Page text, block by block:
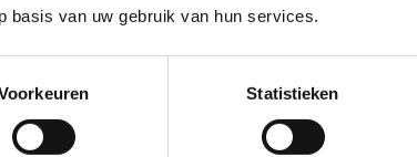
basis van uw gebruik van hun services.
Statistieken